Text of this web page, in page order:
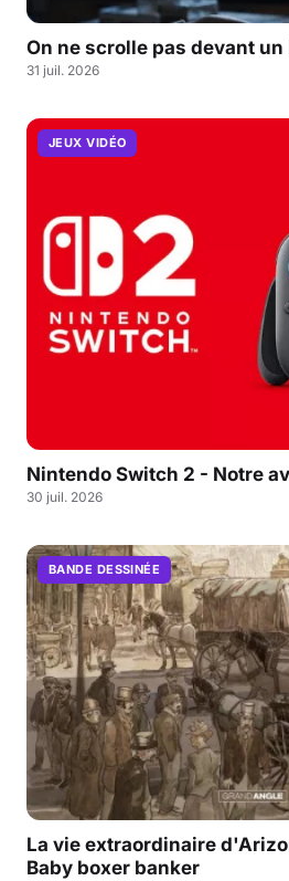
On ne scrolle pas devant
31 juil. 2026
JEUX VIDÉO
Nintendo Switch 2 - Notre
30 juil. 2026
BANDE DESSINÉE
La vie extraordinaire
Baby boxer banker